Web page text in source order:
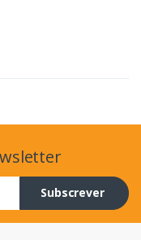
Subscrever